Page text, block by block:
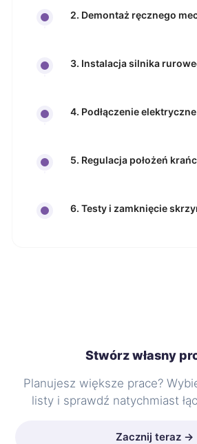
2. Demontaż ręcznego
3. Instalacja silnika
4. Podłączenie elektryczne
5. Regulacja położeń
6. Testy i zamknięcie
Stwórz własny
Planujesz większe prace?
listy i sprawdź natychmiast
Zacznij teraz →